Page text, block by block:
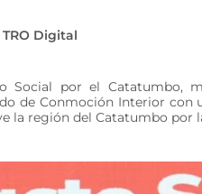
Digital
por el Catatumbo,
de Conmoción Interior con
la región del Catatumbo por